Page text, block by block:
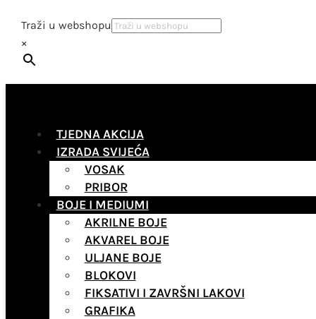
Traži u webshopu
×
TJEDNA AKCIJA
IZRADA SVIJEĆA
VOSAK
PRIBOR
BOJE I MEDIUMI
AKRILNE BOJE
AKVAREL BOJE
ULJANE BOJE
BLOKOVI
FIKSATIVI I ZAVRŠNI LAKOVI
GRAFIKA